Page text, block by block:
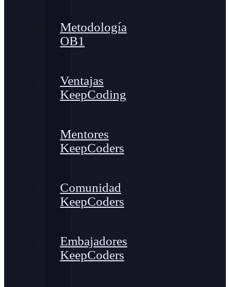
Metodología
OB1
Ventajas
KeepCoding
Mentores
KeepCoders
Comunidad
KeepCoders
Embajadores
KeepCoders